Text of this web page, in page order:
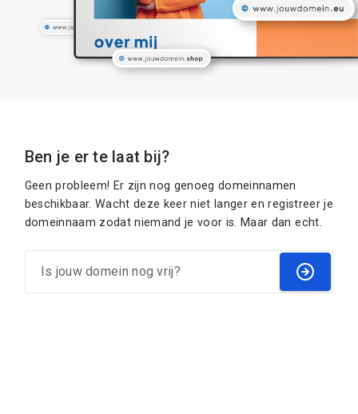
Ben je er te laat bij?
Geen probleem! Er zijn nog genoeg domeinnamen
beschikbaar. Wacht deze keer niet langer en registreer je
domeinnaam zodat niemand je voor is. Maar dan echt.